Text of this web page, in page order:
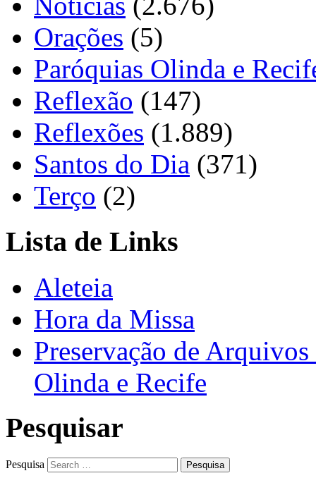
Orações (5)
Paróquias Olinda e
Reflexão (147)
Reflexões (1.889)
Santos do Dia (371)
Terço (2)
Lista de Links
Aleteia
Hora da Missa
Preservação de
Olinda e Recife
Pesquisar
Pesquisa